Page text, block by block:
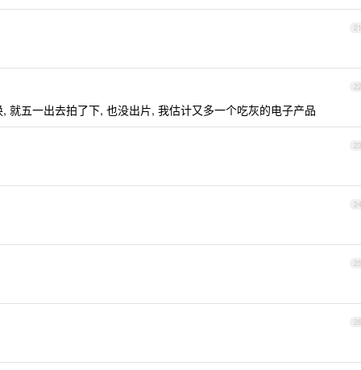
21
22
就五一出去拍了下, 也没出片, 我估计又多一个吃灰的电子产品
23
24
25
26